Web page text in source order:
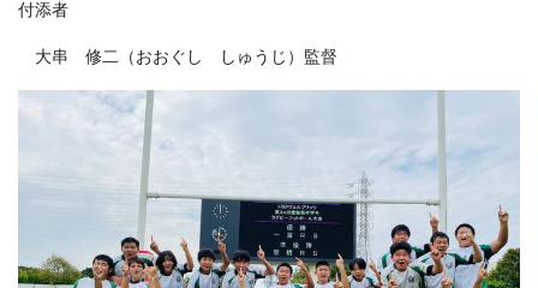
付添者
大串 修二（おおぐし しゅうじ）監督